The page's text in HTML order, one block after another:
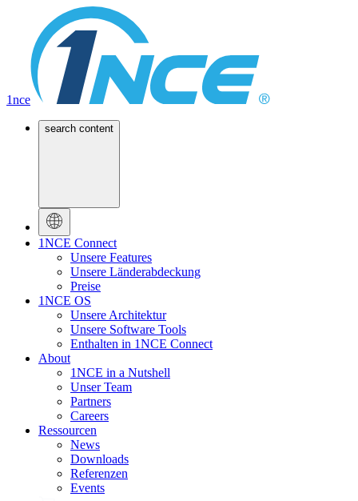
1nce
search content
1NCE Connect
Unsere Features
Unsere Länderabdeckung
Preise
1NCE OS
Unsere Architektur
Unsere Software Tools
Enthalten in 1NCE Connect
About
1NCE in a Nutshell
Unser Team
Partners
Careers
Ressourcen
News
Downloads
Referenzen
Events